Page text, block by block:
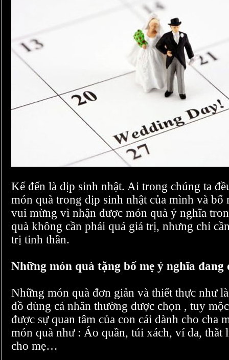
Kế đến là dịp sinh nhật. Ai trong chúng ta
món quà trong dịp sinh nhật của mình và bố
vui mừng vì nhận được món quà ý nghĩa
quà không cần phải quá giá trị, nhưng chỉ
trị tinh thần.
Những món quà tặng bố mẹ ý nghĩa
Những món quà đơn giản và thiết thực như
đồ dùng cá nhân thường được chọn , tuy
được sự quan tâm của con cái dành cho cha
món quà như : Áo quần, túi xách, ví da, thắt
cho mẹ…